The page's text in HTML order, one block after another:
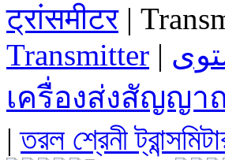
ट्रांसमीटर|
Transmitter |
เครื่องส่งสัญญา
|তরল শ্রেনী